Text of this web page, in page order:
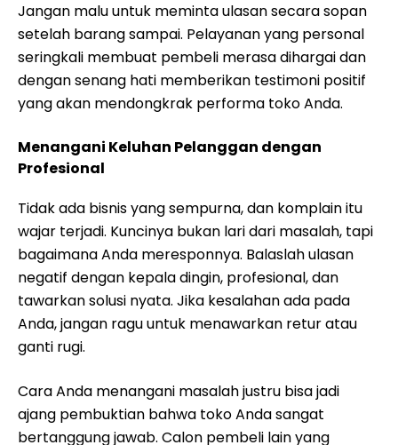
Jangan malu untuk meminta ulasan secara sopan
setelah barang sampai. Pelayanan yang personal
seringkali membuat pembeli merasa dihargai dan
dengan senang hati memberikan testimoni positif
yang akan mendongkrak performa toko Anda.
Menangani Keluhan Pelanggan dengan
Profesional
Tidak ada bisnis yang sempurna, dan komplain itu
wajar terjadi. Kuncinya bukan lari dari masalah, tapi
bagaimana Anda meresponnya. Balaslah ulasan
negatif dengan kepala dingin, profesional, dan
tawarkan solusi nyata. Jika kesalahan ada pada
Anda, jangan ragu untuk menawarkan retur atau
ganti rugi.
Cara Anda menangani masalah justru bisa jadi
ajang pembuktian bahwa toko Anda sangat
bertanggung jawab. Calon pembeli lain yang